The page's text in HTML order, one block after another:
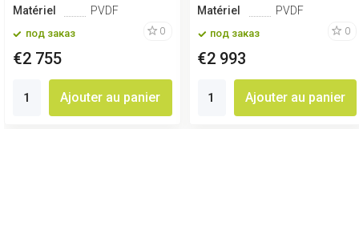
Matériel
PVDF
под заказ 0
€2 755
Ajouter au panier
Matériel
PVDF
под заказ 0
€2 993
Ajouter au panier